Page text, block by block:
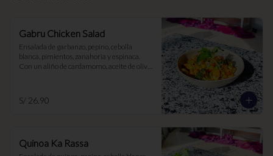
Gabru Chicken Salad
Ensalada de garbanzo, pepino, cebolla
blanca, pimientos, zanahoria y espinaca.
Con un aliño de cardamomo, aceite de oliva,
S/ 26.90
Quinoa Ka Rassa